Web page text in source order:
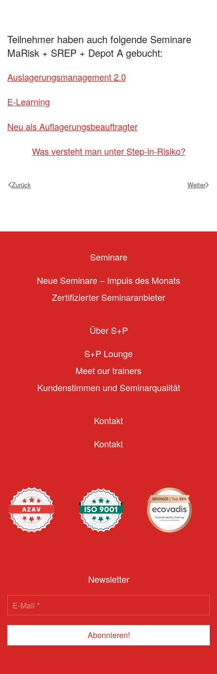
Teilnehmer haben auch folgende Seminare
MaRisk + SREP + Depot A gebucht:
Auslagerungsmanagement 2.0
E-Learning
Neu als Auflagerungsbeauftragter
Was versteht man unter Step-in-Risiko?
Zurück Weiter
Seminare
Neue Seminare – Impuls des Monats
Zertifizierter Seminaranbieter
Über S+P
S+P Lounge
Meet our trainers
Kundenstimmen und Seminarqualität
Kontakt
Kontakt
Newsletter